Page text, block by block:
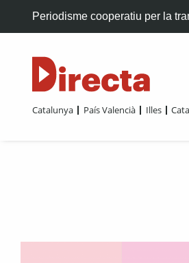
Periodisme cooperatiu per la
Catalunya País Valencià Illes